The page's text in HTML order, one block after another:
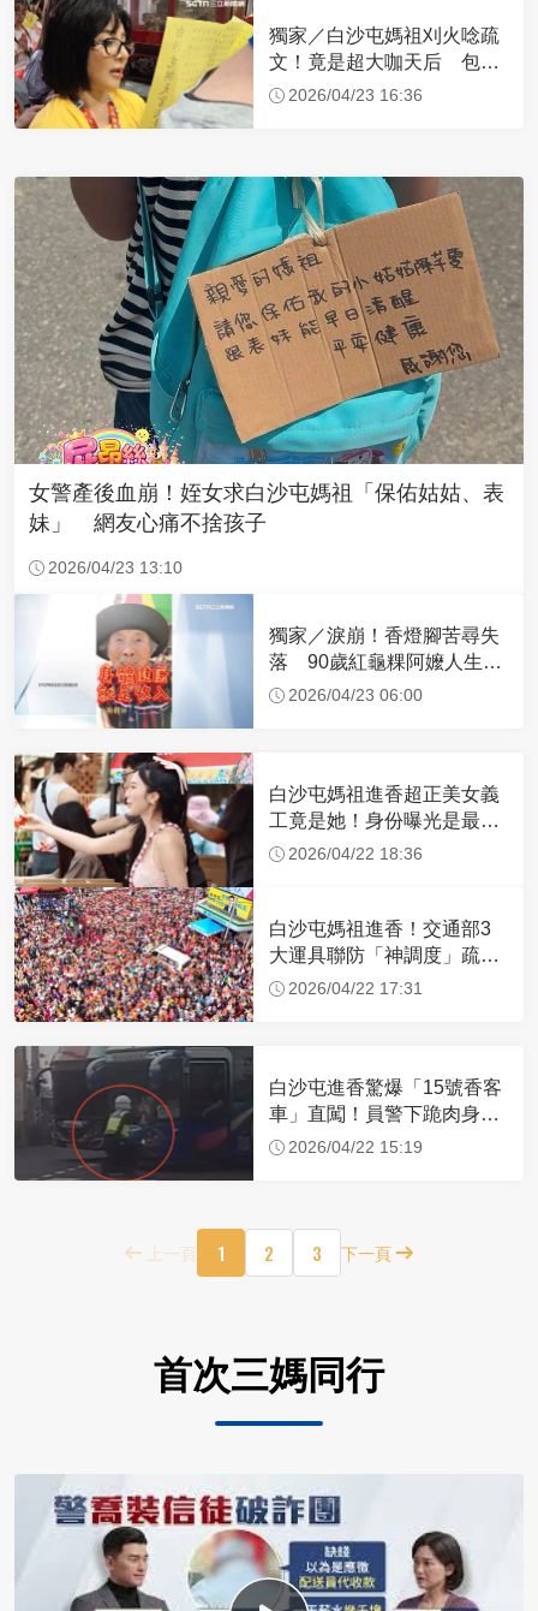
獨家／白沙屯媽祖刈火唸疏
文！竟是超大咖天后 包尿
布忍尿5小時不喊累
2026/04/23 16:36
女警產後血崩！姪女求白沙屯媽祖「保佑姑姑、表
妹」 網友心痛不捨孩子
2026/04/23 13:10
獨家／淚崩！香燈腳苦尋失
落 90歲紅龜粿阿嬤人生謝
幕2026/04/23 06:00
白沙屯媽祖進香超正美女義
工竟是她！身份曝光是最美
禮生 一輩子不結婚
2026/04/22 18:36
白沙屯媽祖進香！交通部3
大運具聯防「神調度」疏運
32.1萬創新高
2026/04/22 17:31
白沙屯進香驚爆「15號香客
車」直闖！員警下跪肉身擋
車：讓行人先過
2026/04/22 15:19
上一頁 1 2 3 下一頁
首次三媽同行